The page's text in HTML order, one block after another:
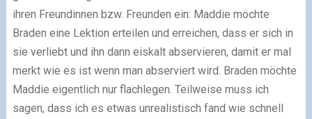
ihren Freundinnen bzw. Freunden ein: Maddie möchte
Braden eine Lektion erteilen und erreichen, dass er sich in
sie verliebt und ihn dann eiskalt abservieren, damit er mal
merkt wie es ist wenn man abserviert wird. Braden möchte
Maddie eigentlich nur flachlegen. Teilweise muss ich
sagen, dass ich es etwas unrealistisch fand wie schnell